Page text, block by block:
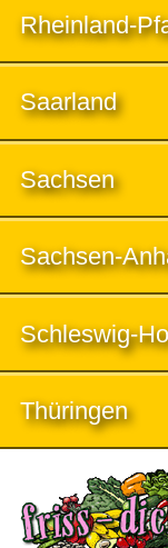
Rheinland-
Saarland
Sachsen
Sachsen-
Schleswig-
Thüringen